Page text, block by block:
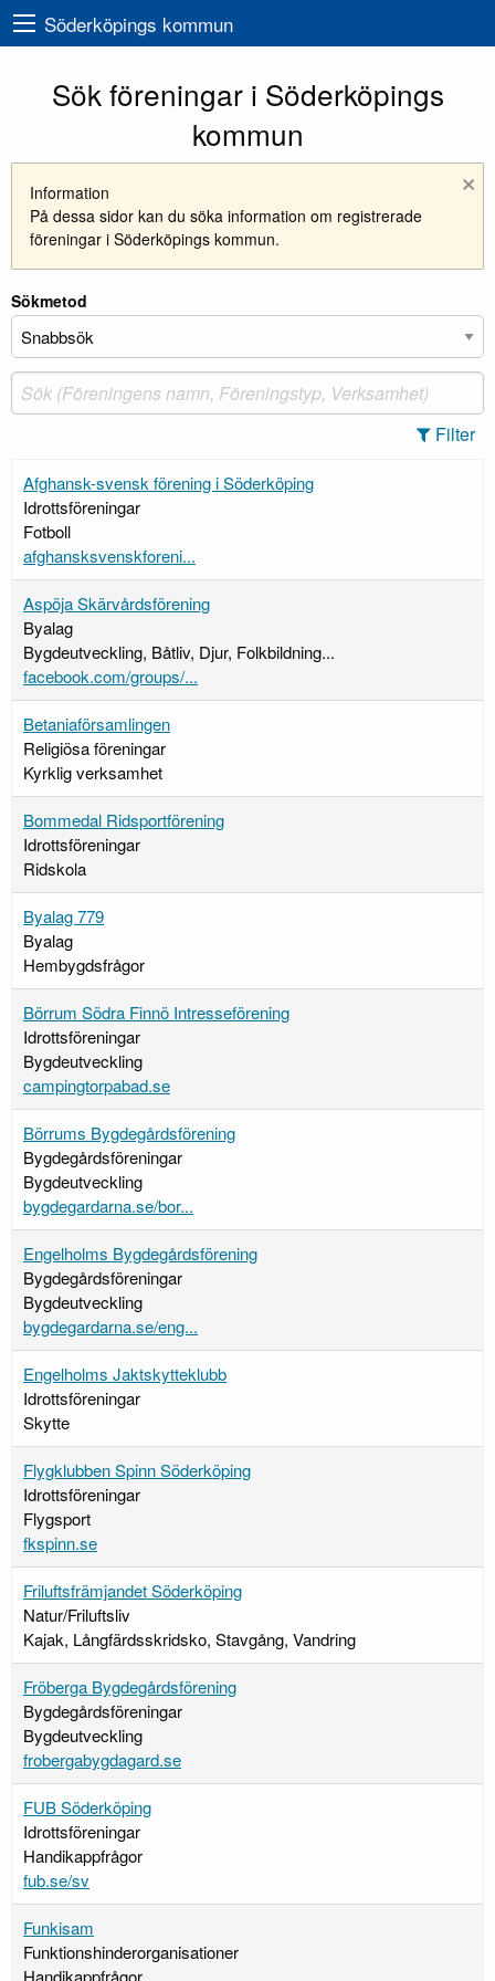
Söderköpings kommun
Sök föreningar i Söderköpings
kommun
×
Information
På dessa sidor kan du söka information om registrerade
föreningar i Söderköpings kommun.
Sökmetod
Filter
Afghansk-svensk förening i Söderköping
Idrottsföreningar
Fotboll
afghansksvenskforeni...
Aspöja Skärvårdsförening
Byalag
Bygdeutveckling, Båtliv, Djur, Folkbildning...
facebook.com/groups/...
Betaniaförsamlingen
Religiösa föreningar
Kyrklig verksamhet
Bommedal Ridsportförening
Idrottsföreningar
Ridskola
Byalag 779
Byalag
Hembygdsfrågor
Börrum Södra Finnö Intresseförening
Idrottsföreningar
Bygdeutveckling
campingtorpabad.se
Börrums Bygdegårdsförening
Bygdegårdsföreningar
Bygdeutveckling
bygdegardarna.se/bor...
Engelholms Bygdegårdsförening
Bygdegårdsföreningar
Bygdeutveckling
bygdegardarna.se/eng...
Engelholms Jaktskytteklubb
Idrottsföreningar
Skytte
Flygklubben Spinn Söderköping
Idrottsföreningar
Flygsport
fkspinn.se
Friluftsfrämjandet Söderköping
Natur/Friluftsliv
Kajak, Långfärdsskridsko, Stavgång, Vandring
Fröberga Bygdegårdsförening
Bygdegårdsföreningar
Bygdeutveckling
frobergabygdagard.se
FUB Söderköping
Idrottsföreningar
Handikappfrågor
fub.se/sv
Funkisam
Funktionshinderorganisationer